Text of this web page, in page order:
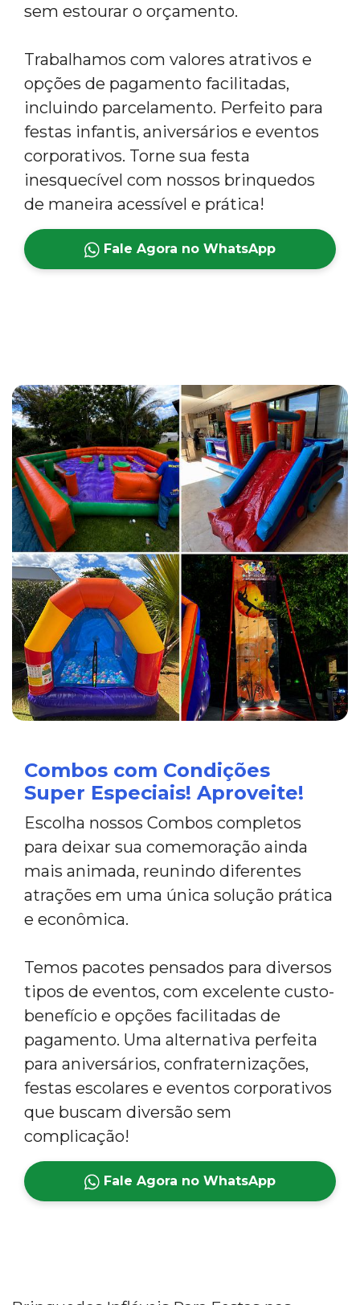
sem estourar o orçamento.
Trabalhamos com valores atrativos e
opções de pagamento facilitadas,
incluindo parcelamento. Perfeito para
festas infantis, aniversários e eventos
corporativos. Torne sua festa
inesquecível com nossos brinquedos
de maneira acessível e prática!
Fale Agora no WhatsApp
Combos com Condições
Super Especiais! Aproveite!
Escolha nossos Combos completos
para deixar sua comemoração ainda
mais animada, reunindo diferentes
atrações em uma única solução prática
e econômica.
Temos pacotes pensados para diversos
tipos de eventos, com excelente custo-
benefício e opções facilitadas de
pagamento. Uma alternativa perfeita
para aniversários, confraternizações,
festas escolares e eventos corporativos
que buscam diversão sem
complicação!
Fale Agora no WhatsApp